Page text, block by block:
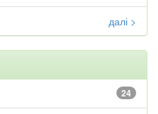
далі >
24